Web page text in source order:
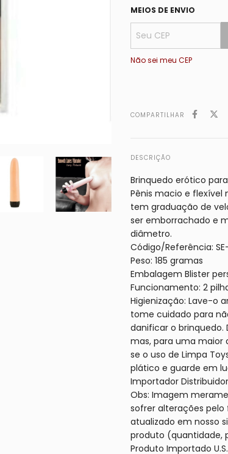
MEIOS DE ENVIO
Não sei meu CEP
COMPARTILHAR
DESCRIÇÃO
Brinquedo erótico
Pênis macio e flexível
tem graduação de
ser emborrachado e
diâmetro.
Código/Referência:
Peso: 185 gramas
Embalagem Blister
Funcionamento: 2
Higienização: Lave-o
tome cuidado para
danificar o brinquedo.
mas, para uma maior
se o uso de Limpa
plático e guarde em
Importador Distribuidor:
Obs: Imagem
sofrer alterações
atualizado em nosso
produto (quantidade,
Produto Importado